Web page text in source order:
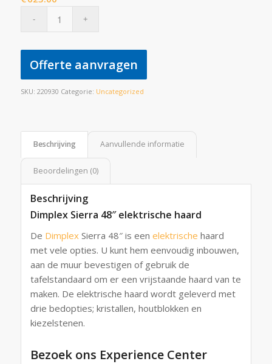
Offerte aanvragen
SKU: 220930 Categorie: Uncategorized
Beschrijving Aanvullende informatie
Beoordelingen (0)
Beschrijving
Dimplex Sierra 48″ elektrische haard
De DimplexSierra 48″ is een elektrische haard
met vele opties. U kunt hem eenvoudig inbouwen,
aan de muur bevestigen of gebruik de
tafelstandaard om er een vrijstaande haard van te
maken. De elektrische haard wordt geleverd met
drie bedopties; kristallen, houtblokken en
kiezelstenen.
Bezoek ons Experience Center